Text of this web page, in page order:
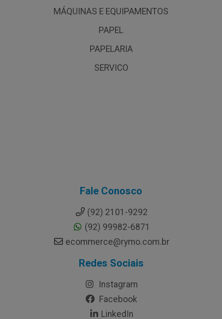
MÁQUINAS E EQUIPAMENTOS
PAPEL
PAPELARIA
SERVICO
Fale Conosco
(92) 2101-9292
(92) 99982-6871
ecommerce@rymo.com.br
Redes Sociais
Instagram
Facebook
LinkedIn